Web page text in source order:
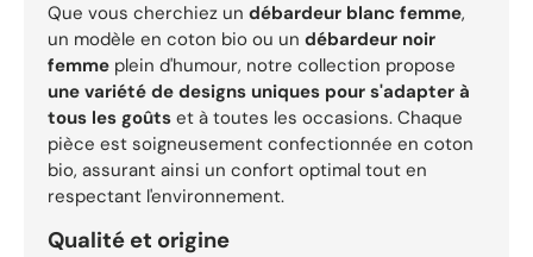
Que vous cherchiez un débardeur blanc femme,
un modèle en coton bio ou un débardeur noir
femme plein d'humour, notre collection propose
une variété de designs uniques pour s'adapter à
tous les goûts et à toutes les occasions. Chaque
pièce est soigneusement confectionnée en coton
bio, assurant ainsi un confort optimal tout en
respectant l'environnement.
Qualité et origine